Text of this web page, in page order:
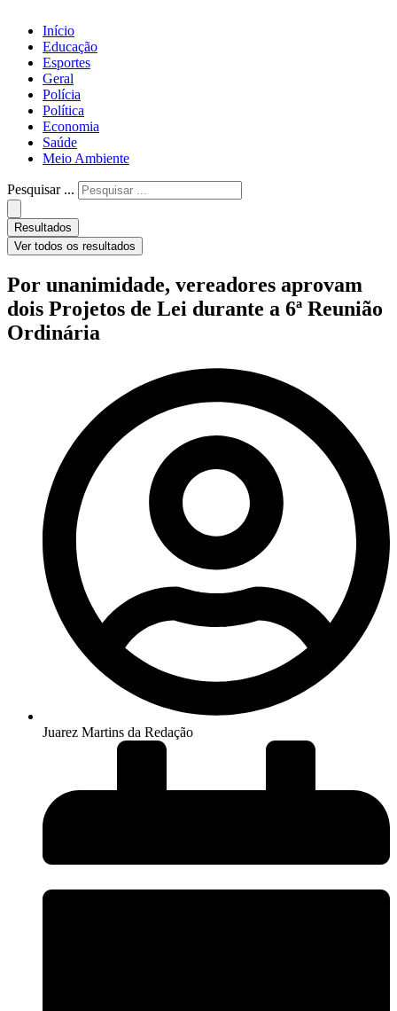
Início
Educação
Esportes
Geral
Polícia
Política
Economia
Saúde
Meio Ambiente
Pesquisar ...
Resultados
Ver todos os resultados
Por unanimidade, vereadores aprovam
dois Projetos de Lei durante a 6ª Reunião
Ordinária
Juarez Martins da Redação